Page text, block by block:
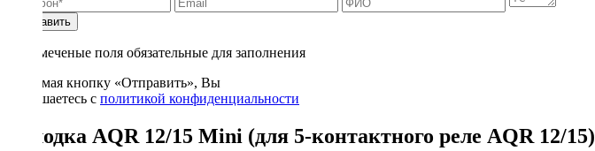
Отправить
* - отмеченые поля обязательные для заполнения
Нажимая кнопку «Отправить», Вы
соглашаетесь с политикой конфиденциальности
Колодка AQR 12/15 Mini (для 5-контактного реле AQR 12/15)